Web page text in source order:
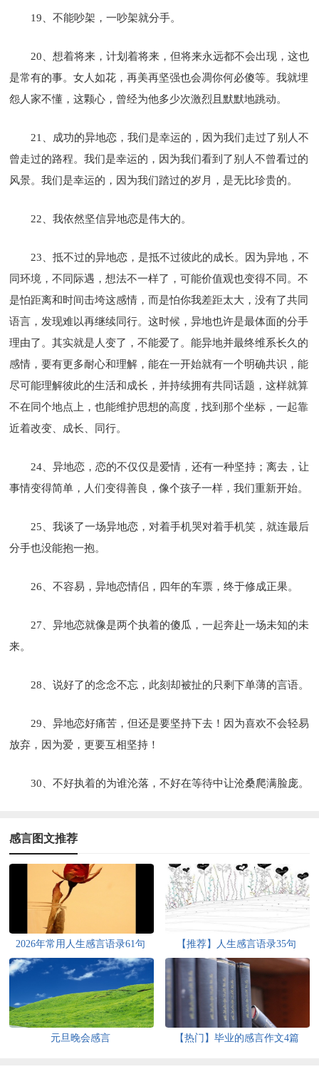
19、不能吵架，一吵架就分手。
20、想着将来，计划着将来，但将来永远都不会出现，这也
是常有的事。女人如花，再美再坚强也会凋你何必傻等。我就埋
怨人家不懂，这颗心，曾经为他多少次激烈且默默地跳动。
21、成功的异地恋，我们是幸运的，因为我们走过了别人不
曾走过的路程。我们是幸运的，因为我们看到了别人不曾看过的
风景。我们是幸运的，因为我们踏过的岁月，是无比珍贵的。
22、我依然坚信异地恋是伟大的。
23、抵不过的异地恋，是抵不过彼此的成长。因为异地，不
同环境，不同际遇，想法不一样了，可能价值观也变得不同。不
是怕距离和时间击垮这感情，而是怕你我差距太大，没有了共同
语言，发现难以再继续同行。这时候，异地也许是最体面的分手
理由了。其实就是人变了，不能爱了。能异地并最终维系长久的
感情，要有更多耐心和理解，能在一开始就有一个明确共识，能
尽可能理解彼此的生活和成长，并持续拥有共同话题，这样就算
不在同个地点上，也能维护思想的高度，找到那个坐标，一起靠
近着改变、成长、同行。
24、异地恋，恋的不仅仅是爱情，还有一种坚持；离去，让
事情变得简单，人们变得善良，像个孩子一样，我们重新开始。
25、我谈了一场异地恋，对着手机哭对着手机笑，就连最后
分手也没能抱一抱。
26、不容易，异地恋情侣，四年的车票，终于修成正果。
27、异地恋就像是两个执着的傻瓜，一起奔赴一场未知的未
来。
28、说好了的念念不忘，此刻却被扯的只剩下单薄的言语。
29、异地恋好痛苦，但还是要坚持下去！因为喜欢不会轻易
放弃，因为爱，更要互相坚持！
30、不好执着的为谁沦落，不好在等待中让沧桑爬满脸庞。
感言图文推荐
2026年常用人生感言语录61句 【推荐】人生感言语录35句
元旦晚会感言 【热门】毕业的感言作文4篇